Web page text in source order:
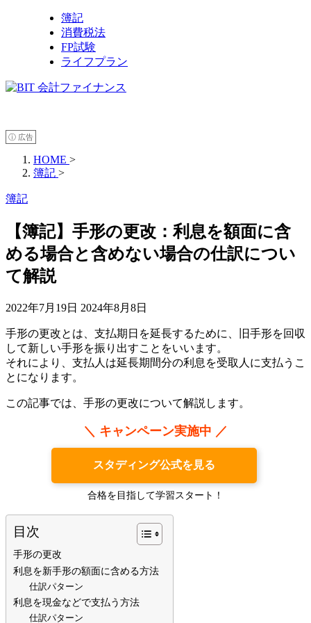
簿記
消費税法
FP試験
ライフプラン
ⓘ 広告
HOME >
簿記 >
簿記
【簿記】手形の更改：利息を額面に含
める場合と含めない場合の仕訳につい
て解説
2022年7月19日 2024年8月8日
手形の更改とは、支払期日を延長するために、旧手形を回収
して新しい手形を振り出すことをいいます。
それにより、支払人は延長期間分の利息を受取人に支払うこ
とになります。
この記事では、手形の更改について解説します。
＼ キャンペーン実施中 ／
スタディング公式を見る
合格を目指して学習スタート！
目次
手形の更改
利息を新手形の額面に含める方法
仕訳パターン
利息を現金などで支払う方法
仕訳パターン